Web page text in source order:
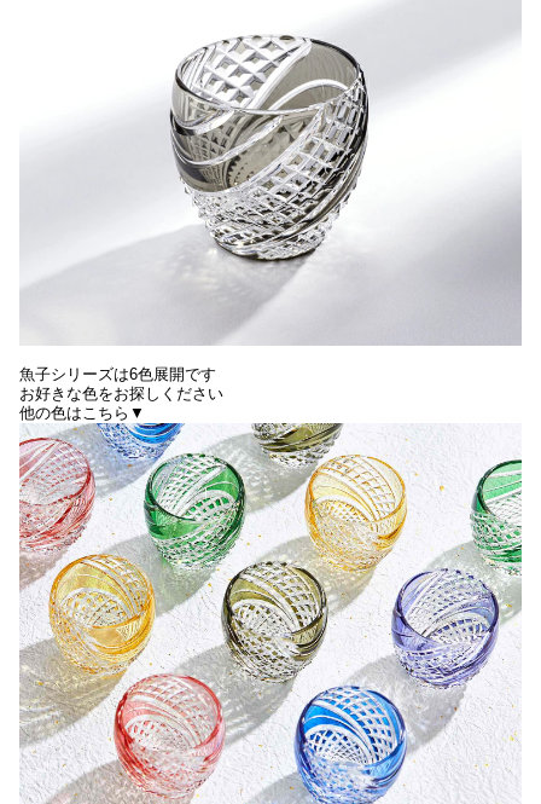
魚子シリーズは6色展開です
お好きな色をお探しください
他の色はこちら▼